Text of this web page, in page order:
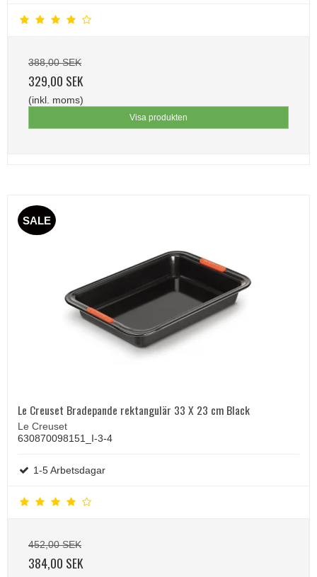
388,00 SEK
329,00 SEK
(inkl. moms)
Visa produkten
SALE
Le Creuset Bradepande rektangulär 33 X 23 cm Black
Le Creuset
630870098151_I-3-4
1-5 Arbetsdagar
452,00 SEK
384,00 SEK